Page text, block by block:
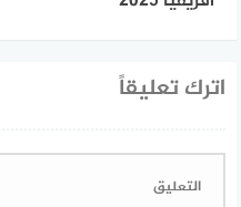
اترك تعليقاً